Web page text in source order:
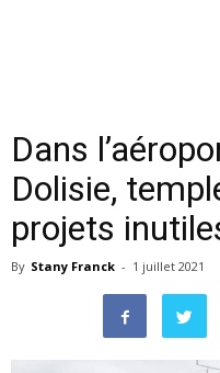
Dans
Dolisie,
projets
By Stany Franck - 1 juillet 2021